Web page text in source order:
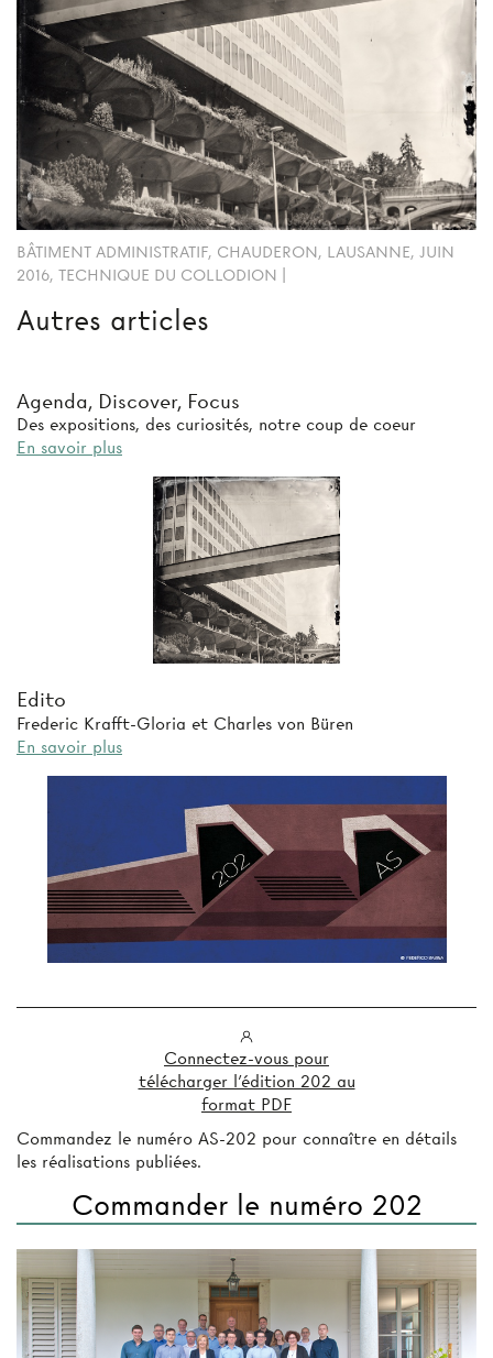
BÂTIMENT ADMINISTRATIF, CHAUDERON, LAUSANNE, JUIN
2016, TECHNIQUE DU COLLODION |
Autres articles
Agenda, Discover, Focus
Des expositions, des curiosités, notre coup de coeur
En savoir plus
Edito
Frederic Krafft-Gloria et Charles von Büren
En savoir plus
Connectez-vous pour
télécharger l'édition 202 au
format PDF
Commandez le numéro AS-202 pour connaître en détails
les réalisations publiées.
Commander le numéro 202